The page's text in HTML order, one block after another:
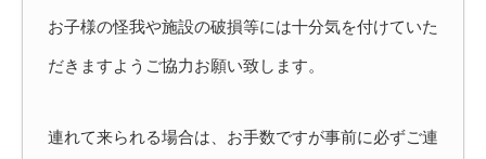
お子様の怪我や施設の破損等には十分気を付けていた
だきますようご協力お願い致します。
連れて来られる場合は、お手数ですが事前に必ずご連